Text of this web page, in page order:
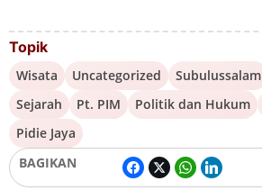
Topik
Wisata Uncategorized Subulussalam
Sejarah
Pt. PIM Politik dan Hukum
Pidie Jaya
BAGIKAN